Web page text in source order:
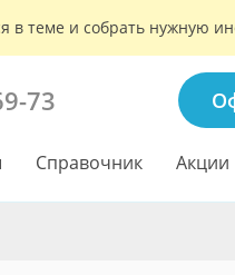
в теме и собрать нужную
73
Справочник Акции